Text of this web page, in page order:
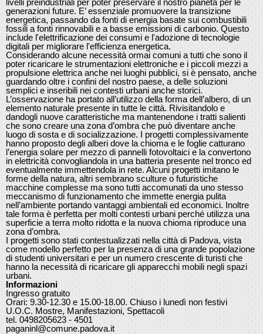
livelli preindustriali per poter preservare il nostro pianeta per le
generazioni future. E’ essenziale promuovere la transizione
energetica, passando da fonti di energia basate sui combustibili
fossili a fonti rinnovabili e a basse emissioni di carbonio. Questo
include l'elettrificazione dei consumi e l'adozione di tecnologie
digitali per migliorare l'efficienza energetica.
Considerando alcune necessità ormai comuni a tutti che sono il
poter ricaricare le strumentazioni elettroniche e i piccoli mezzi a
propulsione elettrica anche nei luoghi pubblici, si è pensato, anche
guardando oltre i confini del nostro paese, a delle soluzioni
semplici e inseribili nei contesti urbani anche storici.
L’osservazione ha portato all’utilizzo della forma dell’albero, di un
elemento naturale presente in tutte le città. Rivisitandolo e
dandogli nuove caratteristiche ma mantenendone i tratti salienti
che sono creare una zona d’ombra che può diventare anche
luogo di sosta e di socializzazione. I progetti complessivamente
hanno proposto degli alberi dove la chioma e le foglie catturano
l’energia solare per mezzo di pannelli fotovoltaici e la convertono
in elettricità convogliandola in una batteria presente nel tronco ed
eventualmente immettendola in rete. Alcuni progetti imitano le
forme della natura, altri sembrano sculture o futuristiche
macchine complesse ma sono tutti accomunati da uno stesso
meccanismo di funzionamento che immette energia pulita
nell’ambiente portando vantaggi ambientali ed economici. Inoltre
tale forma è perfetta per molti contesti urbani perché utilizza una
superficie a terra molto ridotta e la nuova chioma riproduce una
zona d’ombra.
I progetti sono stati contestualizzati nella città di Padova, vista
come modello perfetto per la presenza di una grande popolazione
di studenti universitari e per un numero crescente di turisti che
hanno la necessità di ricaricare gli apparecchi mobili negli spazi
urbani.
Informazioni
Ingresso gratuito
Orari: 9.30-12.30 e 15.00-18.00. Chiuso i lunedì non festivi
U.O.C. Mostre, Manifestazioni, Spettacoli
tel. 0498205623 - 4501
paganinl@comune.padova.it